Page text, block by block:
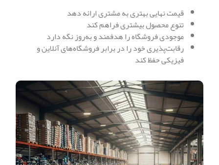
قیمت نهایی بهتری به مشتری ارائه دهد
تنوع محصول بیشتری فراهم کند
موجودی فروشگاه را هدفمند و به‌روز نگه دارد
رقابت‌پذیری خود را در برابر فروشگاه‌های آنلاین و
فیزیکی حفظ کند